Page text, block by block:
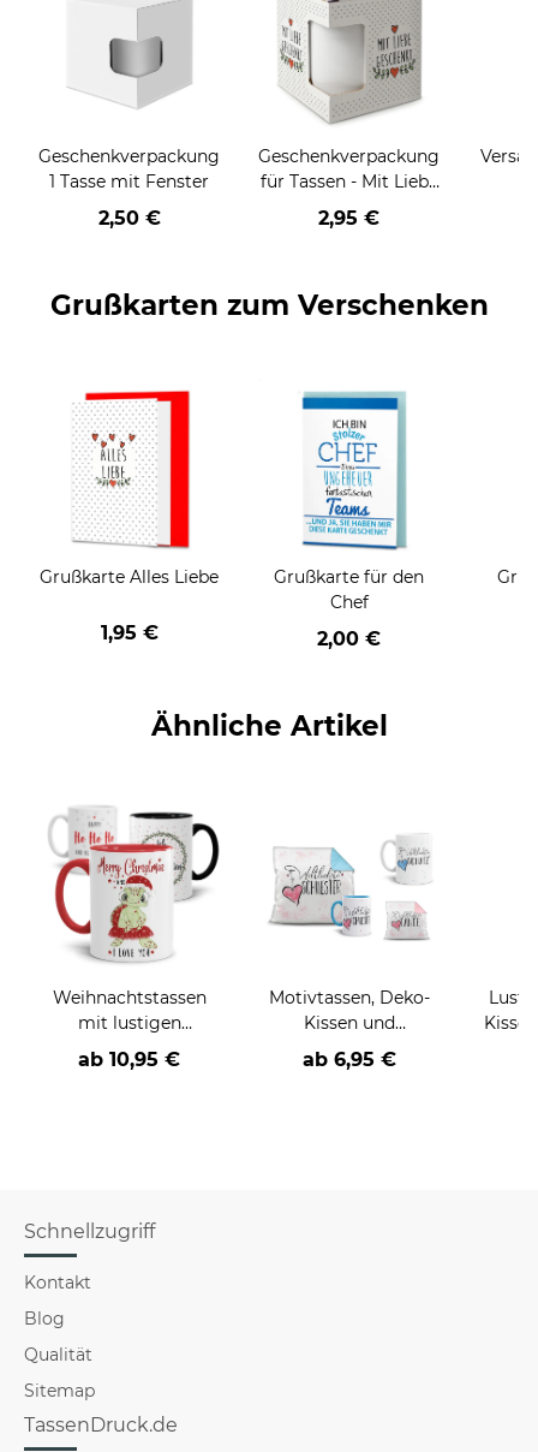
Geschenkverpackung
1 Tasse mit Fenster
2,50 €
Geschenkverpackung
für Tassen - Mit Liebe
geschenkt
2,95 €
Grußkarten zum Verschenken
Grußkarte Alles Liebe
1,95 €
Grußkarte für den
Chef
2,00 €
Ähnliche Artikel
Weihnachtstassen
mit lustigen
Sprüchen - große
Motivauswahl -
ab 10,95 €
Motivtassen, Deko-
Kissen und
Geschenke-Sets für
die Familie
ab 6,95 €
Kissen -
Schnellzugriff
Kontakt
Blog
Qualität
Sitemap
TassenDruck.de